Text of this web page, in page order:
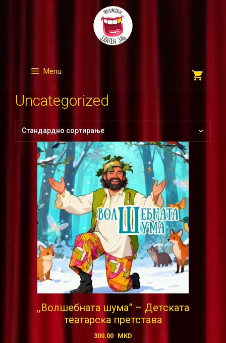
Menu
Uncategorized
,,Волшебната шума” – Детската
театарска претстава
300.00 MKD